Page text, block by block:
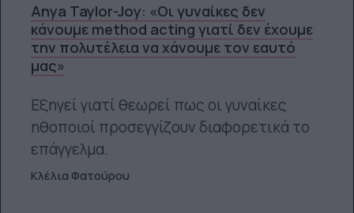
Anya Taylor-Joy: «Οι γυναίκες δεν
κάνουμε method acting γιατί δεν έχουμε
την πολυτέλεια να χάνουμε τον εαυτό
μας»
Εξηγεί γιατί θεωρεί πως οι γυναίκες
ηθοποιοί προσεγγίζουν διαφορετικά το
επάγγελμα.
Κλέλια Φατούρου